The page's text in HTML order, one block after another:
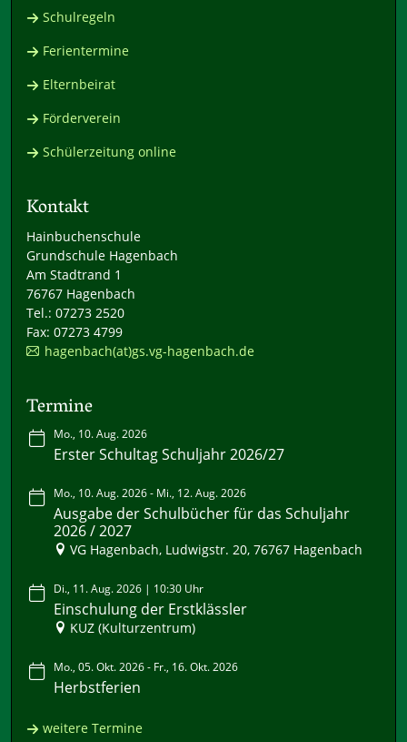
Schulregeln
Ferientermine
Elternbeirat
Förderverein
Schülerzeitung online
Kontakt
Hainbuchenschule
Grundschule Hagenbach
Am Stadtrand 1
76767 Hagenbach
Tel.: 07273 2520
Fax: 07273 4799
hagenbach(at)gs.vg-hagenbach.de
Termine
Mo., 10. Aug. 2026
Erster Schultag Schuljahr 2026/27
Mo., 10. Aug. 2026 - Mi., 12. Aug. 2026
Ausgabe der Schulbücher für das Schuljahr
2026 / 2027
VG Hagenbach, Ludwigstr. 20, 76767 Hagenbach
Di., 11. Aug. 2026 | 10:30 Uhr
Einschulung der Erstklässler
KUZ (Kulturzentrum)
Mo., 05. Okt. 2026 - Fr., 16. Okt. 2026
Herbstferien
weitere Termine